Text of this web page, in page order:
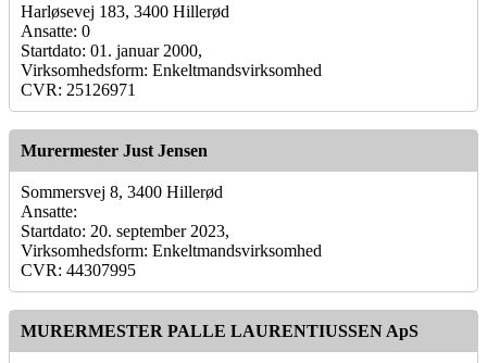
Harløsevej 183, 3400 Hillerød
Ansatte: 0
Startdato: 01. januar 2000,
Virksomhedsform: Enkeltmandsvirksomhed
CVR: 25126971
Murermester Just Jensen
Sommersvej 8, 3400 Hillerød
Ansatte:
Startdato: 20. september 2023,
Virksomhedsform: Enkeltmandsvirksomhed
CVR: 44307995
MURERMESTER PALLE LAURENTIUSSEN ApS